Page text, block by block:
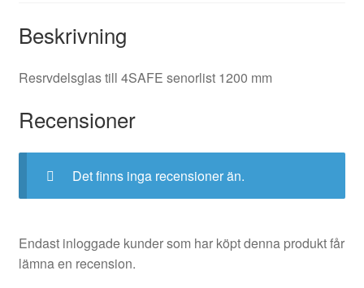
Beskrivning
Resrvdelsglas till 4SAFE senorlist 1200 mm
Recensioner
Det finns inga recensioner än.
Endast inloggade kunder som har köpt denna produkt får
lämna en recension.